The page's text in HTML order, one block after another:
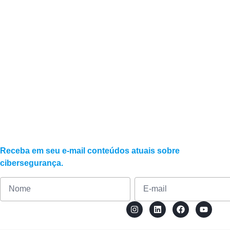
Receba em seu e-mail conteúdos atuais sobre
cibersegurança.